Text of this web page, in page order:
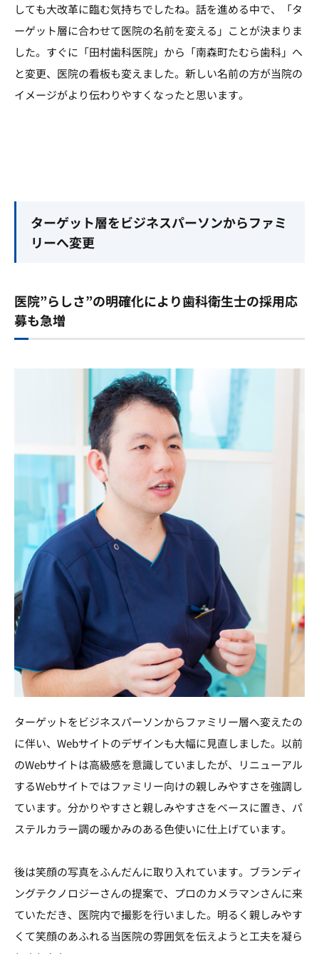
しても大改革に臨む気持ちでしたね。話を進める中で、「タ
ーゲット層に合わせて医院の名前を変える」ことが決まりま
した。すぐに「田村歯科医院」から「南森町たむら歯科」へ
と変更、医院の看板も変えました。新しい名前の方が当院の
イメージがより伝わりやすくなったと思います。
ターゲット層をビジネスパーソンからファミ
リーへ変更
医院”らしさ”の明確化により歯科衛生士の採用応
募も急増
ターゲットをビジネスパーソンからファミリー層へ変えたの
に伴い、Webサイトのデザインも大幅に見直しました。以前
のWebサイトは高級感を意識していましたが、リニューアル
するWebサイトではファミリー向けの親しみやすさを強調し
ています。分かりやすさと親しみやすさをベースに置き、パ
ステルカラー調の暖かみのある色使いに仕上げています。
後は笑顔の写真をふんだんに取り入れています。ブランディ
ングテクノロジーさんの提案で、プロのカメラマンさんに来
ていただき、医院内で撮影を行いました。明るく親しみやす
くて笑顔のあふれる当医院の雰囲気を伝えようと工夫を凝ら